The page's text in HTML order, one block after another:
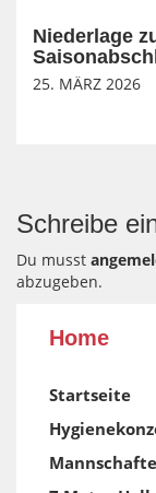
Niederlage
25. MÄRZ 2026
Schreibe
Du musst
abzugeben.
Home
Startseite